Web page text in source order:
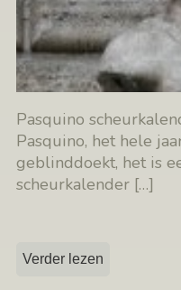
Pasquino
Pasquino, het hele
geblinddoekt, het is
scheurkalender […]
Verder lezen